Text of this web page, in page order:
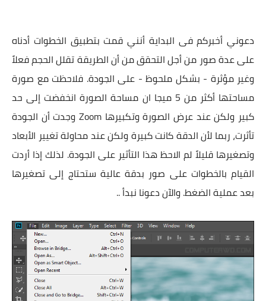
دعوني أخبركم فى البداية أنني قمت بتطبيق الخطوات أدناه
على عدة صور من أجل التحقق من أن الطريقة تقلل الحجم فعلاً
وغير مؤثرة - بشكل ملحوظ - على الجودة. فلاحظت مع صورة
مساحتها أكثر من 5 ميجا ان مساحة الصورة انخفضت إلى حد
كبير ولكن عند عرض الصورة وتكبيرها Zoom وجدت أن الجودة
تأثرت، ربما لأن الدقة كانت كبيرة ولكن عند محاولة تغيير الأبعاد
وتصغيرها قليلاً لم الاحظ هذا التأثير على الجودة. لذلك إذا أردت
القيام بالخطوات على صور بدقة عالية ستحتاج إلى تصغيرها
بعد عملية الضغط. والآن دعونا نبدأ ..